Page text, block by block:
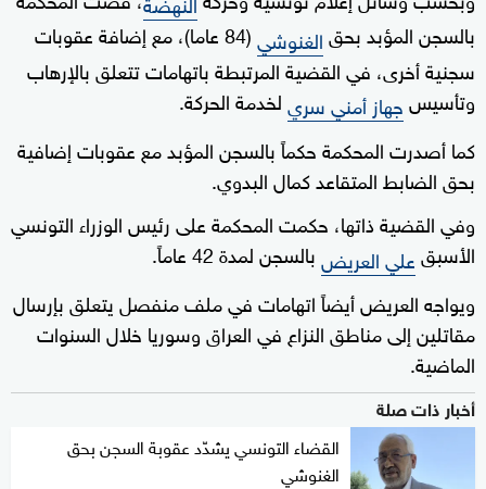
بالسجن المؤبد بحقالغنوشي
(84 عاما)، مع إضافة عقوبات
سجنية أخرى، في القضية المرتبطة باتهامات تتعلق بالإرهاب
وتأسيسجهاز أمني سريلخدمة الحركة.
كما أصدرت المحكمة حكماً بالسجن المؤبد مع عقوبات إضافية
بحق الضابط المتقاعد كمال البدوي.
وفي القضية ذاتها، حكمت المحكمة على رئيس الوزراء التونسي
الأسبقعلي العريضبالسجن لمدة 42 عاماً.
ويواجه العريض أيضاً اتهامات في ملف منفصل يتعلق بإرسال
مقاتلين إلى مناطق النزاع في العراق وسوريا خلال السنوات
الماضية.
أخبار ذات صلة
القضاء التونسي يشدّد عقوبة السجن بحق
الغنوشي